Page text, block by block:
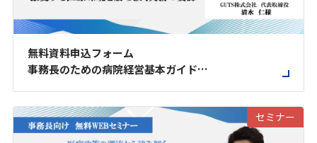
無料資料申込フォーム
事務長のための病院経営基本ガイド
セミナー